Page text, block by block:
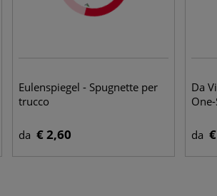
Eulenspiegel - Spugnette per
trucco
da € 2,60
Da
da